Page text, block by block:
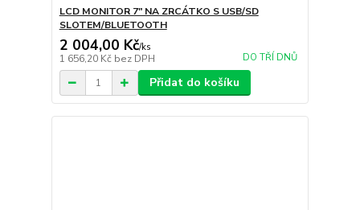
LCD MONITOR 7" NA ZRCÁTKO S USB/SD
SLOTEM/BLUETOOTH
2 004,00 Kč/ks
1 656,20 Kč bez DPH DO TŘÍ DNŮ
Přidat do košíku